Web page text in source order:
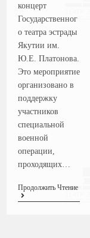
концерт
Государственног
о театра эстрады
Якутии им.
Ю.Е. Платонова.
Это мероприятие
организовано в
поддержку
участников
специальной
военной
операции,
проходящих…
Продолжить Чтение